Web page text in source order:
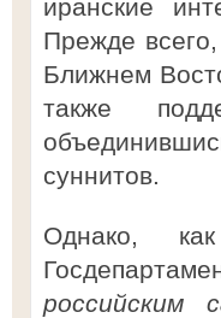
иранские
Прежде
Ближнем
также
суннитов.
Однако,